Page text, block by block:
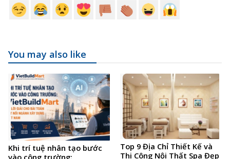
You may also like
Khi trí tuệ nhân tạo bước
Top 9 Địa Chỉ Thiết Kế và
Thi Công Nội Thất Spa Đẹp